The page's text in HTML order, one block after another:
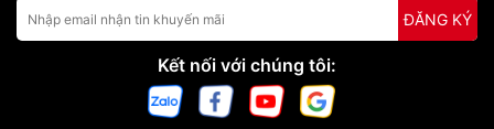
ĐĂNG KÝ
Kết nối với chúng tôi: